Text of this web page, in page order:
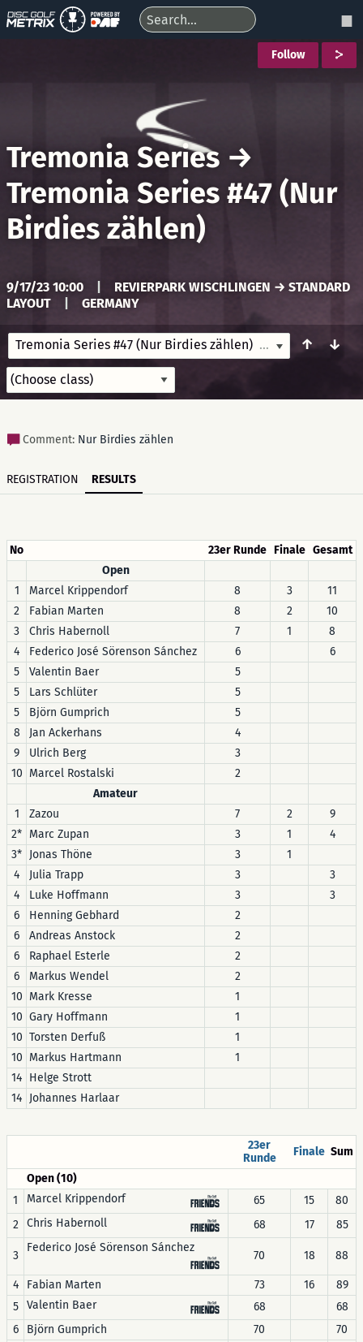
Follow
Tremonia Series →
Tremonia Series #47 (Nur
Birdies zählen)
9/17/23 10:00
REVIERPARK WISCHLINGEN → STANDARD
LAYOUT
GERMANY
Tremonia Series #47 (Nur Birdies zählen) ↑ ↓
Comment: Nur Birdies zählen
REGISTRATION RESULTS
No 23er Runde Finale Gesamt
Open
1
Marcel Krippendorf 8 3
11
2
Fabian Marten 8 2
10
3
Chris Habernoll 7 1
8
4
Federico José Sörenson Sánchez 6
6
5
Valentin Baer
5
5
Lars Schlüter
5
5
Björn Gumprich
5
8
Jan Ackerhans
4
9
Ulrich Berg
3
10 Marcel Rostalski
2
Amateur
1
Zazou 7 2
9
2* Marc Zupan 3 1
4
3* Jonas Thöne 3
1
4
Julia Trapp 3
3
4
Luke Hoffmann 3
3
6
Henning Gebhard
2
6
Andreas Anstock
2
6
Raphael Esterle
2
6
Markus Wendel
2
10 Mark Kresse
1
10 Gary Hoffmann
1
10 Torsten Derfuß
1
10 Markus Hartmann
1
14 Helge Strott
14 Johannes Harlaar
23er
Runde
Finale Sum
Open (10)
1
Marcel Krippendorf 65 15
80
2
Chris Habernoll 68 17 85
3
Federico José Sörenson Sánchez
70 18 88
4 Fabian Marten 73 16
89
5
Valentin Baer 68
68
6
Björn Gumprich 70
70